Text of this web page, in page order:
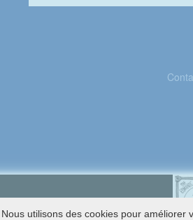
Nous utilisons des cookies pour améliorer